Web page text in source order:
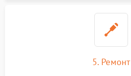
5. Ремонт